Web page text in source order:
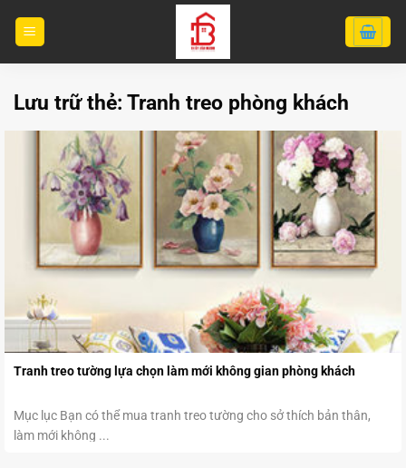
Lưu trữ thẻ: Tranh treo phòng khách
Tranh treo tường lựa chọn làm mới không gian phòng khách
Mục lục Bạn có thể mua tranh treo tường cho sở thích bản thân,
làm mới không ...